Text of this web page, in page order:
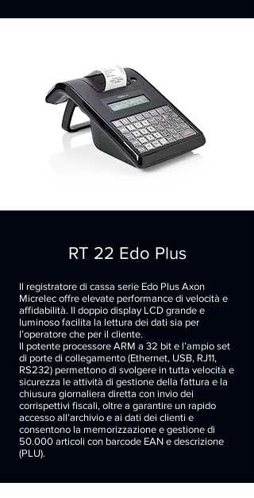
RT 22 Edo Plus
Il registratore di cassa serie Edo Plus Axon
Micrelec offre elevate performance di velocità e
affidabilità. Il doppio display LCD grande e
luminoso facilita la lettura dei dati sia per
l’operatore che per il cliente.
Il potente processore ARM a 32 bit e l’ampio set
di porte di collegamento (Ethernet, USB, RJ11,
RS232) permettono di svolgere in tutta velocità e
sicurezza le attività di gestione della fattura e la
chiusura giornaliera diretta con invio dei
corrispettivi fiscali, oltre a garantire un rapido
accesso all’archivio e ai dati dei clienti e
consentono la memorizzazione e gestione di
50.000 articoli con barcode EAN e descrizione
(PLU).